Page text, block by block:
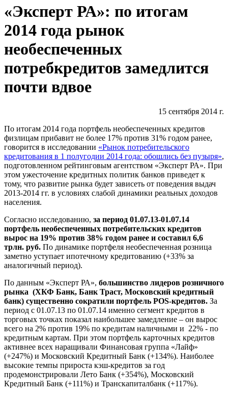
«Эксперт РА»: по итогам
2014 года рынок
необеспеченных
потребкредитов замедлится
почти вдвое
15 сентября 2014 г.
По итогам 2014 года портфель необеспеченных кредитов
физлицам прибавит не более 17% против 31% годом ранее,
говорится в исследовании «Рынок потребительского
кредитования в 1 полугодии 2014 года: обошлись без пузыря»,
подготовленном рейтинговым агентством «Эксперт РА». При
этом ужесточение кредитных политик банков приведет к
тому, что развитие рынка будет зависеть от поведения выдач
2013-2014 гг. в условиях слабой динамики реальных доходов
населения.
Согласно исследованию, за период 01.07.13-01.07.14
портфель необеспеченных потребительских кредитов
вырос на 19% против 38% годом ранее и составил 6,6
трлн. руб. По динамике портфеля необеспеченная розница
заметно уступает ипотечному кредитованию (+33% за
аналогичный период).
По данным «Эксперт РА», большинство лидеров розничного
рынка (ХКФ Банк, Банк Траст, Московский кредитный
банк) существенно сократили портфель POS-кредитов. За
период с 01.07.13 по 01.07.14 именно сегмент кредитов в
торговых точках показал наибольшее замедление – он вырос
всего на 2% против 19% по кредитам наличными и 22% - по
кредитным картам. При этом портфель карточных кредитов
активнее всех наращивали Финансовая группа «Лайф»
(+247%) и Московский Кредитный Банк (+134%). Наиболее
высокие темпы прироста кэш-кредитов за год
продемонстрировали Лето Банк (+354%), Московский
Кредитный Банк (+111%) и Транскапиталбанк (+117%).